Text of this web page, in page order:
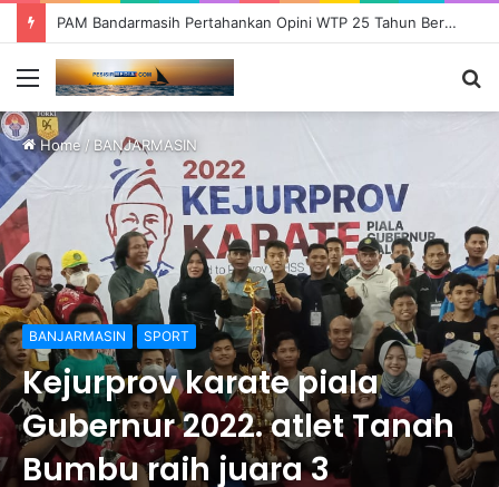
PAM Bandarmasih Pertahankan Opini WTP 25 Tahun Berturut-turut, Fokus Tingkatkan Pelayanan dan Transparansi
Menu
Home /BANJARMASIN
BANJARMASIN SPORT
Kejurprov karate piala
Gubernur 2022. atlet Tanah
Bumbu raih juara 3